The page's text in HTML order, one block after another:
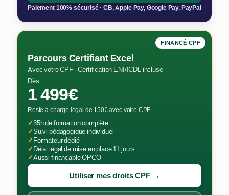
Paiement 100% sécurisé · CB, Apple Pay, Google Pay, PayPal
FINANCÉ CPF
Parcours Certifiant Excel
Avec votre CPF · Certification ENI/ICDL incluse
Dès
1 499€
Reste à charge légal de 150€ avec votre CPF
✓35h de formation complète
✓Suivi pédagogique individuel
✓Formateur dédié
✓Délai légal de mise en place 11 jours
✓Aussi finançable OPCO
Utiliser mes droits CPF →